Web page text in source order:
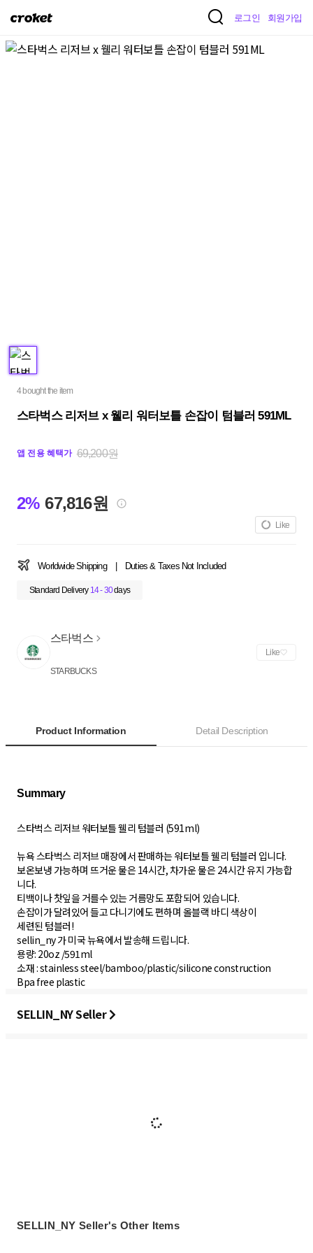
크
켓
로그인 회원가입
4 bought the item
스타벅스 리저브 x 웰리 워터보틀 손잡이 텀블러 591ML
앱 전용 혜택가 69,200원
2% 67,816원
Like
Worldwide Shipping Duties & Taxes Not Included
Standard Delivery 14 - 30days
스타벅스
STARBUCKS
Like
Product Information Detail Description
Summary
스타벅스 리저브 워터보틀 웰리 텀블러 (591ml)
뉴욕 스타벅스 리저브 매장에서 판매하는 워터보틀 웰리 텀블러 입니다.
보온보냉 가능하며 뜨거운 물은 14시간, 차가운 물은 24시간 유지 가능합
니다.
티백이나 찻잎을 거를수 있는 거름망도 포함되어 있습니다.
손잡이가 달려있어 들고 다니기에도 편하며 올블랙 바디 색상이
세련된 텀블러!
sellin_ny 가 미국 뉴욕에서 발송해 드립니다.
용량: 20oz /591ml
소재 : stainless steel/bamboo/plastic/silicone construction
Bpa free plastic
SELLIN_NY Seller
SELLIN_NY Seller's Other Items